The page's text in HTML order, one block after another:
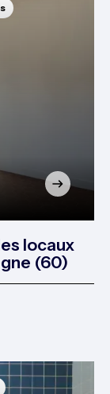
locaux
(60)